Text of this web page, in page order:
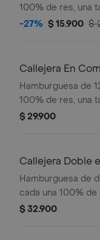
100% de res, una
tipo mozzarella,
-27% $ 15.900 $
Callejera En
Hamburguesa de
100% de res, una
tipo mozzarella,
+ bebida PET
$ 29.900
Callejera Doble
Hamburguesa de
cada una 100%
queso tipo
$ 32.900